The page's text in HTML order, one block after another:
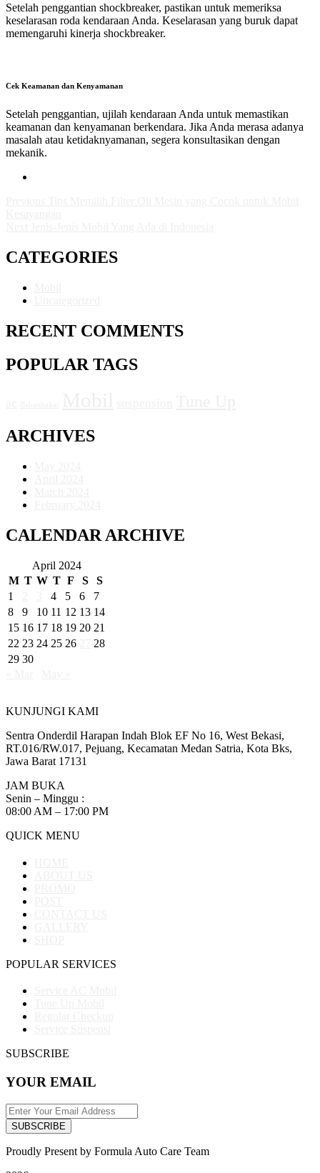
Setelah penggantian shockbreaker, pastikan untuk memeriksa
keselarasan roda kendaraan Anda. Keselarasan yang buruk dapat
memengaruhi kinerja shockbreaker.
Cek Keamanan dan Kenyamanan
Setelah penggantian, ujilah kendaraan Anda untuk memastikan
keamanan dan kenyamanan berkendara. Jika Anda merasa adanya
masalah atau ketidaknyamanan, segera konsultasikan dengan
mekanik.
CATEGORIES
RECENT COMMENTS
POPULAR TAGS
ARCHIVES
CALENDAR ARCHIVE
April 2024
M T W T F S
S
1
4 5 6
7
8
9 10 11 12 13 14
15 16 17 18 19 20 21
22 23 24 25 26
28
29 30
KUNJUNGI KAMI
Sentra Onderdil Harapan Indah Blok EF No 16, West Bekasi,
RT.016/RW.017, Pejuang, Kecamatan Medan Satria, Kota Bks,
Jawa Barat 17131
JAM BUKA
Senin – Minggu :
08:00 AM – 17:00 PM
QUICK MENU
POPULAR SERVICES
SUBSCRIBE
YOUR EMAIL
SUBSCRIBE
Proudly Present by Formula Auto Care Team